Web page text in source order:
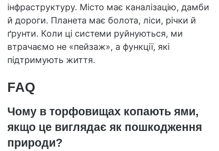
інфраструктуру. Місто має каналізацію, дамби
й дороги. Планета має болота, ліси, річки й
ґрунти. Коли ці системи руйнуються, ми
втрачаємо не «пейзаж», а функції, які
підтримують життя.
FAQ
Чому в торфовищах копають ями,
якщо це виглядає як пошкодження
природи?